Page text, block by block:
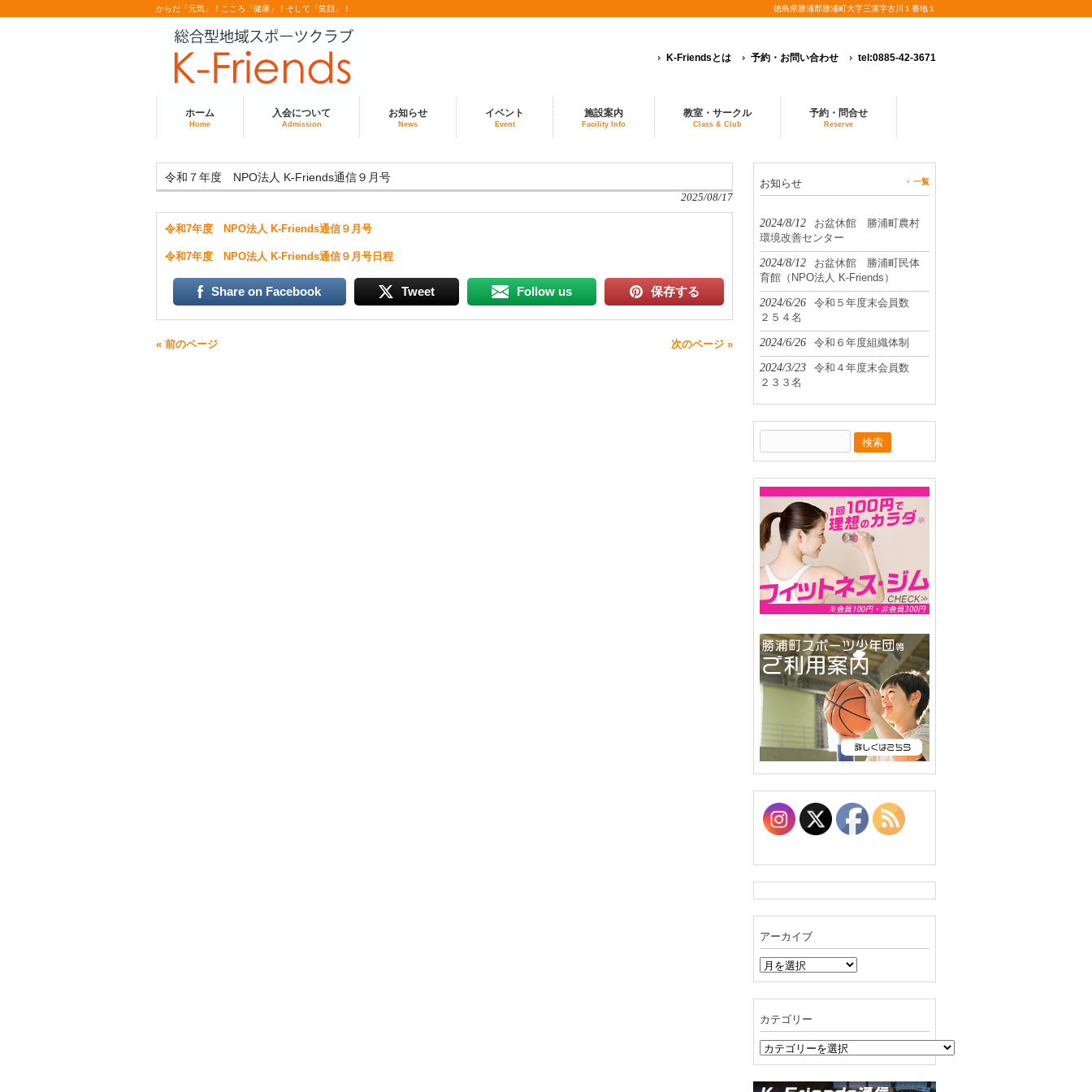
からだ「元気」！こころ「健康」！そして「笑顔」！ 徳島県勝浦郡勝浦町大字三溪字古川１番地１
K-Friendsとは 予約・お問い合わせ tel:0885-42-3671
ホーム
Home
入会について
Admission
お知らせ
News
イベント
Event
施設案内
Facility Info
教室・サークル
Class & Club
予約・問合せ
Reserve
令和７年度 NPO法人 K-Friends通信９月号
2025/08/17
令和7年度 NPO法人 K-Friends通信９月号
令和7年度 NPO法人 K-Friends通信９月号日程
Share on Facebook Tweet Follow us 保存する
« 前のページ 次のページ »
お知らせ 一覧
2024/8/12
お盆休館 勝浦町農村
環境改善センター
2024/8/12
お盆休館 勝浦町民体
育館（NPO法人 K-Friends）
2024/6/26
令和５年度末会員数
２５４名
2024/6/26 令和６年度組織体制
2024/3/23
令和４年度末会員数
２３３名
索:
アーカイブ
ア
ー
ブ
カテゴリー
カ
テ